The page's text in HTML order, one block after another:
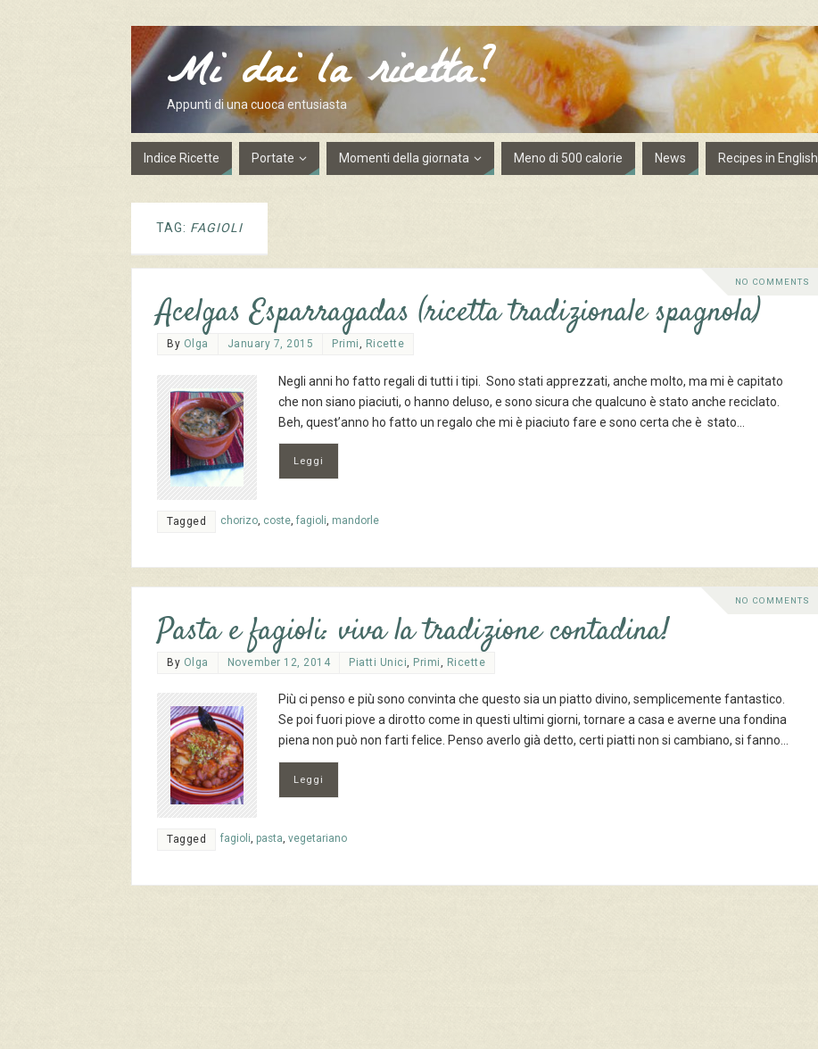
Mi dai la ricetta?
Appunti di una cuoca entusiasta
Indice Ricette Portate Momenti della giornata Meno di 500 calorie News Recipes in English
TAG: FAGIOLI
NO COMMENTS
Acelgas Esparragadas (ricetta tradizionale spagnola)
By Olga January 7, 2015 Primi, Ricette
Negli anni ho fatto regali di tutti i tipi. Sono stati apprezzati, anche molto, ma mi è capitato
che non siano piaciuti, o hanno deluso, e sono sicura che qualcuno è stato anche reciclato.
Beh, quest’anno ho fatto un regalo che mi è piaciuto fare e sono certa che è stato…
Leggi
Tagged chorizo coste fagioli mandorle
NO COMMENTS
Pasta e fagioli: viva la tradizione contadina!
By Olga November 12, 2014 Piatti Unici Primi Ricette
Più ci penso e più sono convinta che questo sia un piatto divino, semplicemente fantastico.
Se poi fuori piove a dirotto come in questi ultimi giorni, tornare a casa e averne una fondina
piena non può non farti felice. Penso averlo già detto, certi piatti non si cambiano, si fanno…
Leggi
Tagged fagioli, pasta, vegetariano